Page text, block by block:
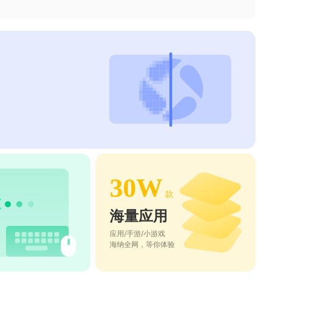
30W 款
海量应用
应用/手游/小游戏
海纳全网，等你体验